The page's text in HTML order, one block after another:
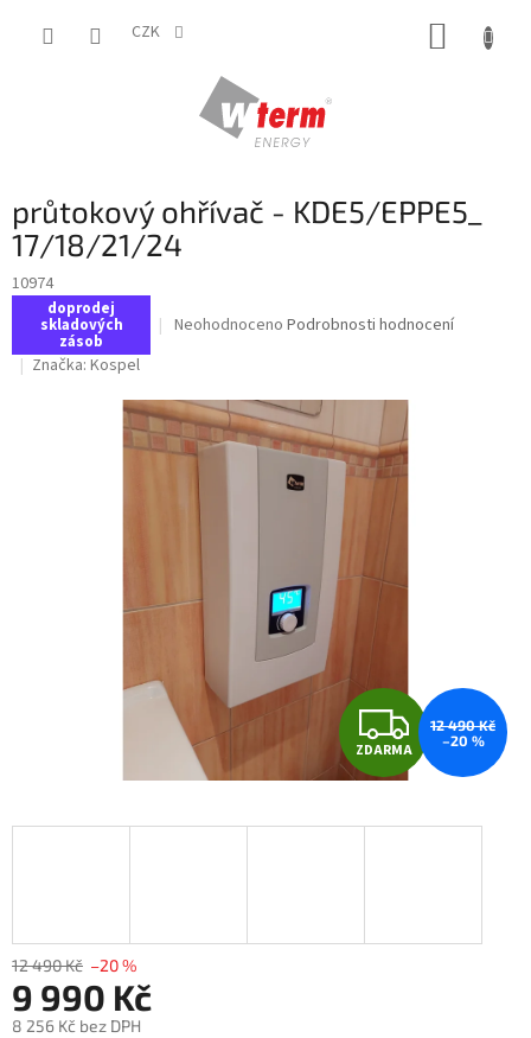
CZK
průtokový ohřívač - KDE5/EPPE5_
17/18/21/24
10974
doprodej
skladových
zásob
Průměrné
0,0
z
5
hvězdiček.
Neohodnoceno Podrobnosti hodnocení
Značka: Kospel
Z
D
A
ZDARMA
12 490 Kč
–20 %
12 490 Kč –20 %
9 990 Kč
8 256 Kč bez DPH